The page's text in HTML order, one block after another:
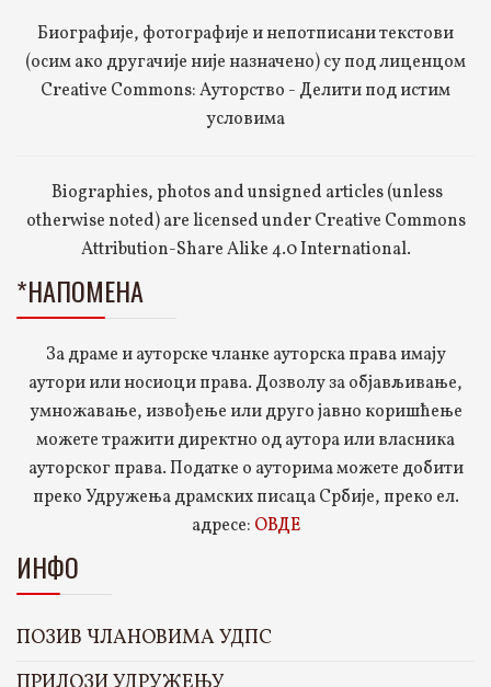
Биографије, фотографије и непотписани текстови
(осим ако другачије није назначено) су под лиценцом
Creative Commons: Ауторство - Делити под истим
условима
Biographies, photos and unsigned articles (unless
otherwise noted) are licensed under Creative Commons
Attribution-Share Alike 4.0 International.
*НАПОМЕНА
За драме и ауторске чланке ауторска права имају
аутори или носиоци права. Дозволу за објављивање,
умножавање, извођење или друго јавно коришћење
можете тражити директно од аутора или власника
ауторског права. Податке о ауторима можете добити
преко Удружења драмских писаца Србије, преко ел.
адресе: ОВДЕ
ИНФО
ПОЗИВ ЧЛАНОВИМА УДПС